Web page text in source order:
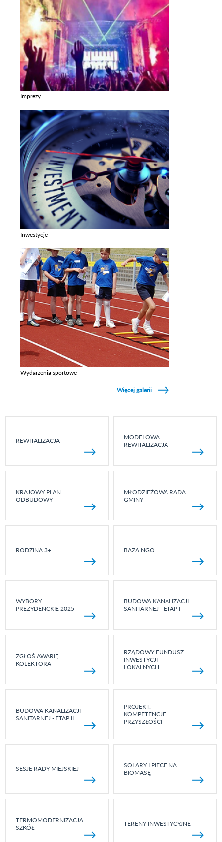
Imprezy
Inwestycje
Wydarzenia sportowe
Więcej galerii
REWITALIZACJA
MODELOWA
REWITALIZACJA
KRAJOWY PLAN
ODBUDOWY
MŁODZIEŻOWA RADA
GMINY
RODZINA 3+ BAZA NGO
WYBORY
PREZYDENCKIE 2025
BUDOWA KANALIZACJI
SANITARNEJ - ETAP I
ZGŁOŚ AWARIĘ
KOLEKTORA
RZĄDOWY FUNDUSZ
INWESTYCJI
LOKALNYCH
BUDOWA KANALIZACJI
SANITARNEJ - ETAP II
PROJEKT:
KOMPETENCJE
PRZYSZŁOŚCI
SESJE RADY MIEJSKIEJ
SOLARY I PIECE NA
BIOMASĘ
TERMOMODERNIZACJA
SZKÓŁ
TERENY INWESTYCYJNE